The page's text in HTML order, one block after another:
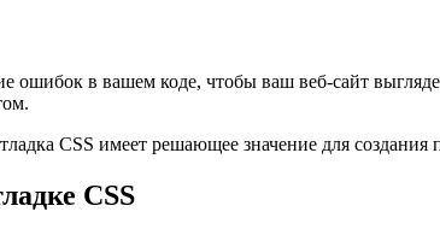
ошибок в вашем коде, чтобы ваш веб-сайт
CSS имеет решающее значение для
CSS